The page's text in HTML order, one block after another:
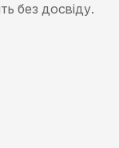
без досвіду.